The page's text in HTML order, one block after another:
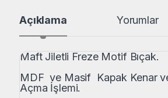
Açıklama Yorumlar
Maft Jiletli Freze Motif Bıçak.
MDF ve Masif Kapak Kenar
Açma İşlemi.